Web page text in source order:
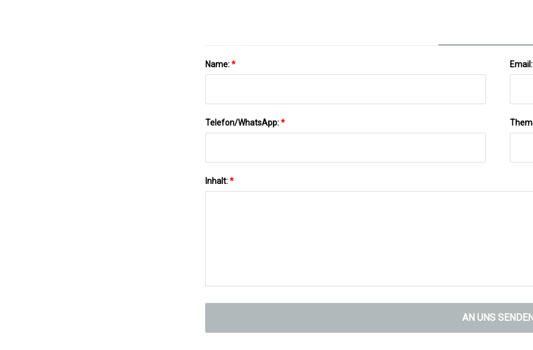
Name:* Email:
Telefon/WhatsApp:*
Inhalt:*
AN UNS SENDEN